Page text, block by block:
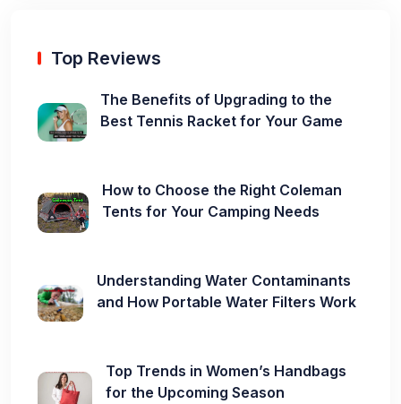
Top Reviews
The Benefits of Upgrading to the
Best Tennis Racket for Your Game
How to Choose the Right Coleman
Tents for Your Camping Needs
Understanding Water Contaminants
and How Portable Water Filters Work
Top Trends in Women’s Handbags
for the Upcoming Season